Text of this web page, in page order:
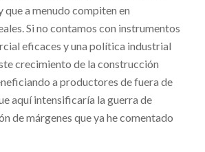
a menudo compiten en
Si no contamos con instrumentos
eficaces y una política industrial
crecimiento de la construcción
a productores de fuera de
aquí intensificaría la guerra de
de márgenes que ya he comentado